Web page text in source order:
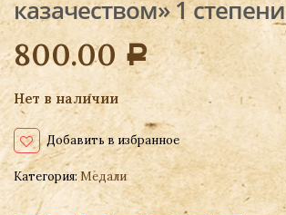
казачеством» 1 степени
800.00 Р
Нет в наличии
Добавить в избранное
Категория:Медали